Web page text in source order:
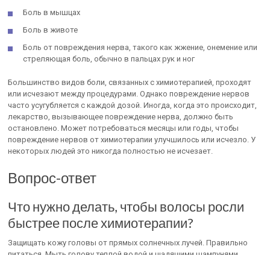
Боль в мышцах
Боль в животе
Боль от повреждения нерва, такого как жжение, онемение или
стреляющая боль, обычно в пальцах рук и ног
Большинство видов боли, связанных с химиотерапией, проходят
или исчезают между процедурами. Однако повреждение нервов
часто усугубляется с каждой дозой. Иногда, когда это происходит,
лекарство, вызывающее повреждение нерва, должно быть
остановлено. Может потребоваться месяцы или годы, чтобы
повреждение нервов от химиотерапии улучшилось или исчезло. У
некоторых людей это никогда полностью не исчезает.
Вопрос-ответ
Что нужно делать, чтобы волосы росли
быстрее после химиотерапии?
Защищать кожу головы от прямых солнечных лучей. Правильно